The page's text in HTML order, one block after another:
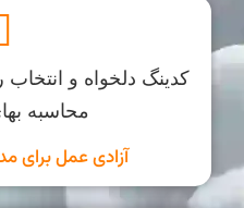
کدینگ دلخواه و
محاسبه
آزادی عمل برای